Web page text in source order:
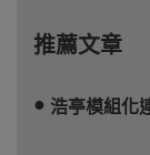
推薦文章
浩亭模組化